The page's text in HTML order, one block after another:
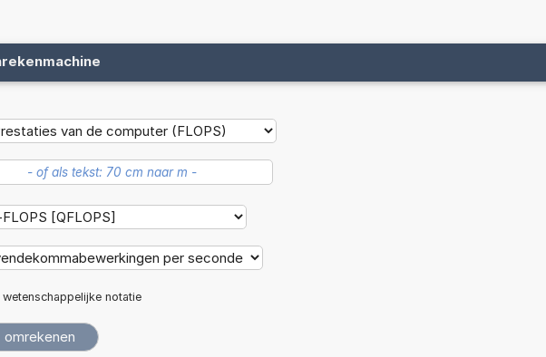
wetenschappelijke notatie